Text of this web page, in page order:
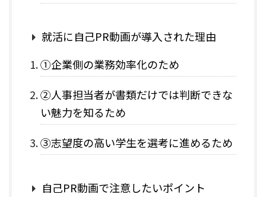
就活に自己PR動画が導入された理由
①企業側の業務効率化のため
②人事担当者が書類だけでは判断できな
い魅力を知るため
③志望度の高い学生を選考に進めるため
自己PR動画で注意したいポイント